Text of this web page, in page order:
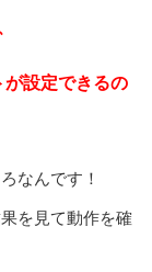
設定できるの
なんです！
を見て動作を確